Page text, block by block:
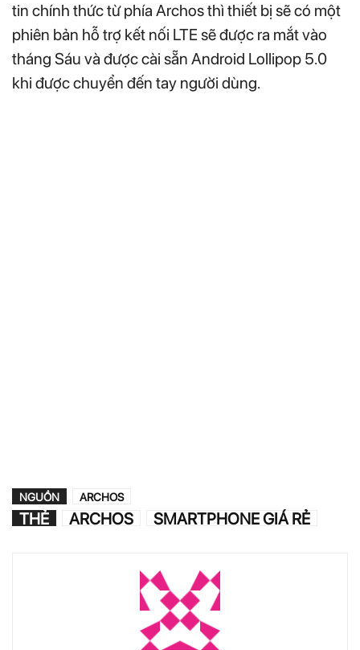
tin chính thức từ phía Archos thì thiết bị sẽ có một
phiên bản hỗ trợ kết nối LTE sẽ được ra mắt vào
tháng Sáu và được cài sẵn Android Lollipop 5.0
khi được chuyển đến tay người dùng.
NGUỒN ARCHOS
THẺ ARCHOS SMARTPHONE GIÁ RẺ